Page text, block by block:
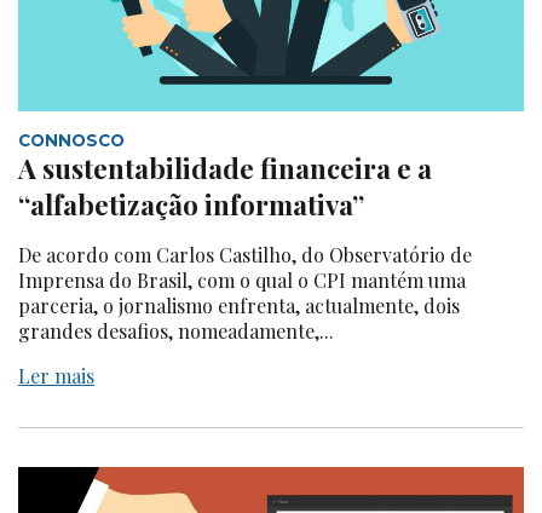
CONNOSCO
A sustentabilidade financeira e a
“alfabetização informativa”
De acordo com Carlos Castilho, do Observatório de
Imprensa do Brasil, com o qual o CPI mantém uma
parceria, o jornalismo enfrenta, actualmente, dois
grandes desafios, nomeadamente,...
Ler mais